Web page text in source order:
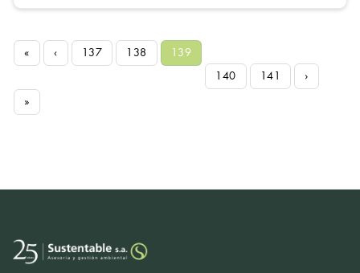
« ‹ 137 138
139
140
141
›
»